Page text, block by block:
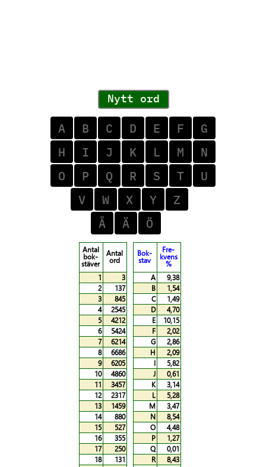
Antal
bok-
stäver
Antal
ord
1
3
2
137
3
845
4
2545
5
4212
6
5424
7
6214
8
6686
9
6205
10
4860
11
3457
12
2317
13
1459
14
880
15
527
16
355
17
250
18
131
Bok-
stav
Fre-
kvens
%
A
9,38
B
1,54
C
1,49
D
4,70
E
10,15
F
2,02
G
2,86
H
2,09
I
5,82
J
0,61
K
3,14
L
5,28
M
3,47
N
8,54
O
4,48
P
1,27
Q
0,01
R
8,43